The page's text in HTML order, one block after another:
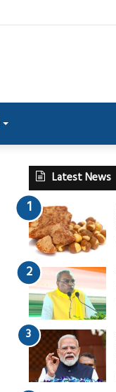
Latest News